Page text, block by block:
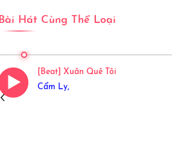
Bài Hát Cùng Thể Loại
[Beat] Xuân Quê Tôi
Cẩm Ly,